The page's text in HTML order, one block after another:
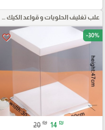
علب تغليف الحلويات و قواعد الكيك و علب بلاستيكية بأنواعها
favorite_border -30%
20 ₪ 14 ₪